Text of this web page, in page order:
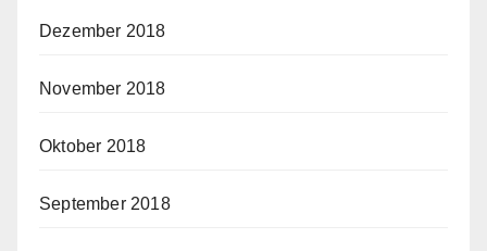
Dezember 2018
November 2018
Oktober 2018
September 2018